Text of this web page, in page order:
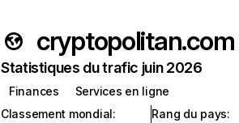
cryptopolitan.com
Statistiques du trafic juin 2026
Finances
Services en ligne
Classement mondial:
Rang du pays: